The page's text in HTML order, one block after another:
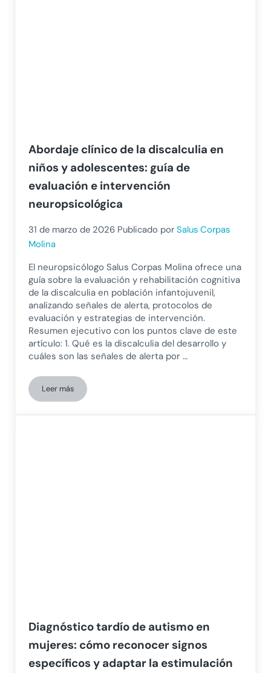
Abordaje clínico de la discalculia en
niños y adolescentes: guía de
evaluación e intervención
neuropsicológica
31 de marzo de 2026 Publicado porSalus Corpas
Molina
El neuropsicólogo Salus Corpas Molina ofrece una
guía sobre la evaluación y rehabilitación cognitiva
de la discalculia en población infantojuvenil,
analizando señales de alerta, protocolos de
evaluación y estrategias de intervención.
Resumen ejecutivo con los puntos clave de este
artículo: 1. Qué es la discalculia del desarrollo y
cuáles son las señales de alerta por …
Leer másAbordaje clínico de la discalculia en niños y adolescentes:
Diagnóstico tardío de autismo en
mujeres: cómo reconocer signos
específicos y adaptar la estimulación